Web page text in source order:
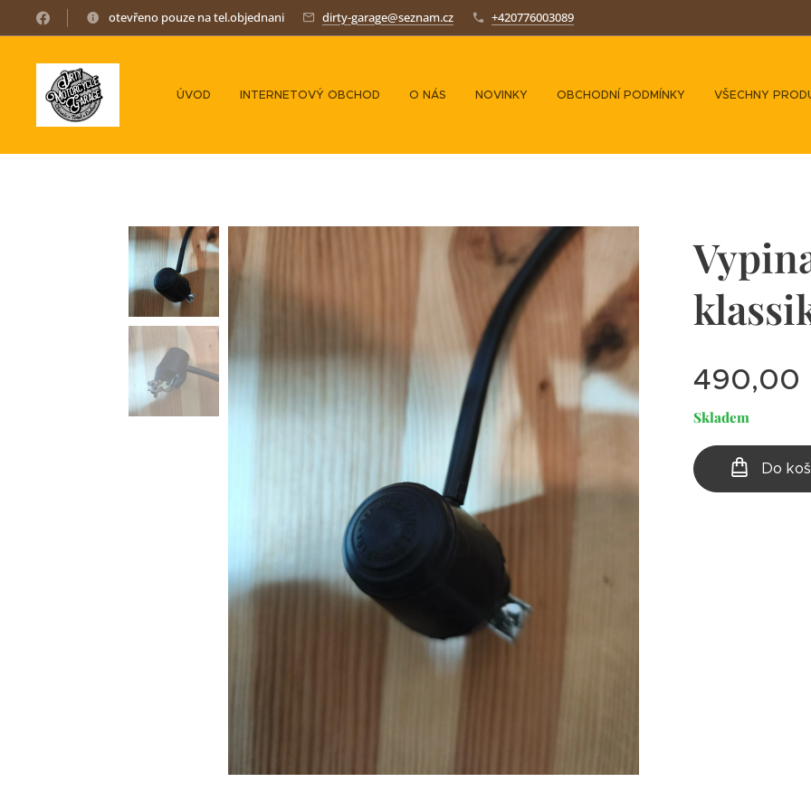
otevřeno pouze na tel.objednani dirty-garage@seznam.cz +420776003089
ÚVOD INTERNETOVÝ OBCHOD O NÁS NOVINKY OBCHODNÍ PODMÍNKY VŠECHNY
490,00
Skladem
Do